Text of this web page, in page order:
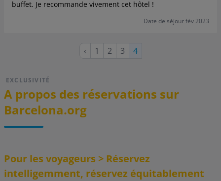
buffet. Je recommande vivement cet hôtel !
Date de séjour fév 2023
Page
‹ Page
1 Page
2 Page
3
Page
4
EXCLUSIVITÉ
A propos des réservations sur
Barcelona.org
Pour les voyageurs > Réservez
intelligemment, réservez équitablement